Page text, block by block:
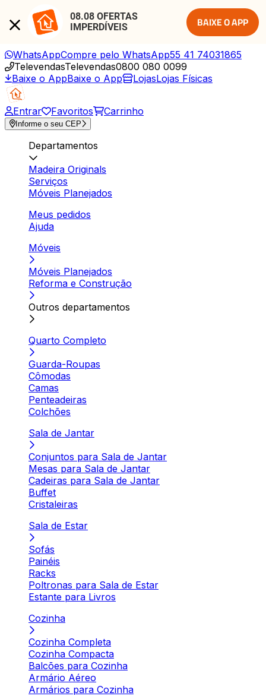
08.08 OFERTAS
IMPERDÍVEIS
BAIXE O APP
WhatsAppCompre pelo WhatsApp55 41 74031865
TelevendasTelevendas0800 080 0099
Baixe o AppBaixe o App LojasLojas Físicas
Entrar Favoritos Carrinho
Informe o seu CEP
Departamentos
Madeira Originals
Serviços
Móveis Planejados
Meus pedidos
Ajuda
Móveis
Móveis Planejados
Reforma e Construção
Outros departamentos
Quarto Completo
Guarda-Roupas
Cômodas
Camas
Penteadeiras
Colchões
Sala de Jantar
Conjuntos para Sala de Jantar
Mesas para Sala de Jantar
Cadeiras para Sala de Jantar
Buffet
Cristaleiras
Sala de Estar
Sofás
Painéis
Racks
Poltronas para Sala de Estar
Estante para Livros
Cozinha
Cozinha Completa
Cozinha Compacta
Balcões para Cozinha
Armário Aéreo
Armários para Cozinha